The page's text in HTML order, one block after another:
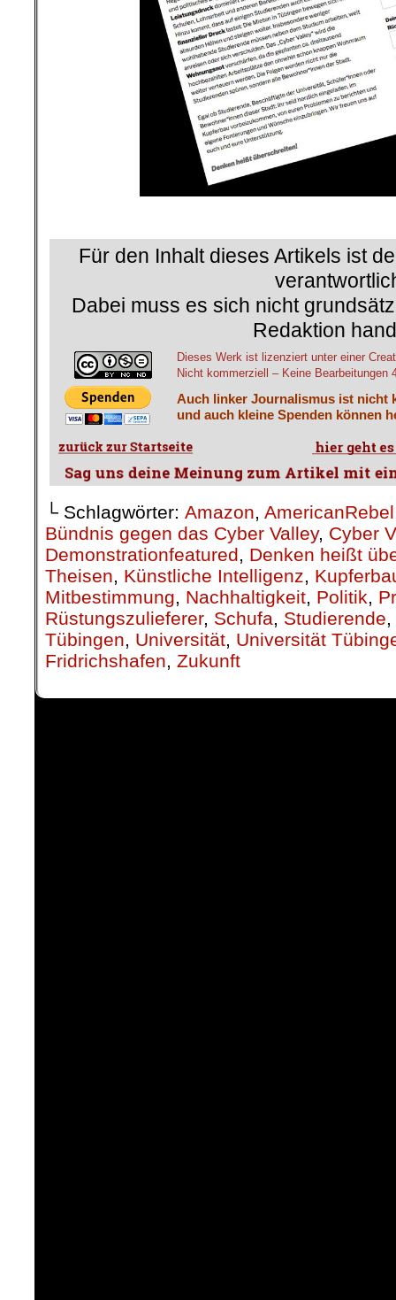
Für den Inhalt dieses Artikels ist
Dabei muss es sich nicht
Redaktion
Dieses Werk ist lizenziert unter einer
Nicht kommerziell – Keine Bearbeitungen
Auch linker Journalismus ist nicht
und auch kleine Spenden können
└ Schlagwörter: Amazon, AmericanRebel
Bündnis gegen das Cyber Valley, Cyber
Demonstrationfeatured, Denken heißt
Theisen, Künstliche Intelligenz,
Mitbestimmung, Nachhaltigkeit, Politik,
Rüstungszulieferer, Schufa, Studierende,
Tübingen, Universität, Universität
Fridrichshafen, Zukunft